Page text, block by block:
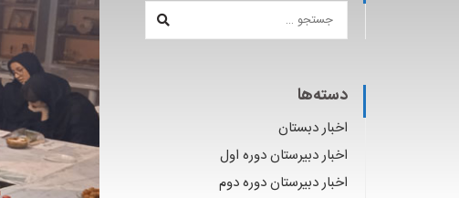
دسته‌ها
اخبار دبستان
اخبار دبیرستان دوره اول
اخبار دبیرستان دوره دوم